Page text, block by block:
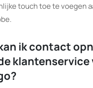
touch toe te voegen
ik contact
klantenservice